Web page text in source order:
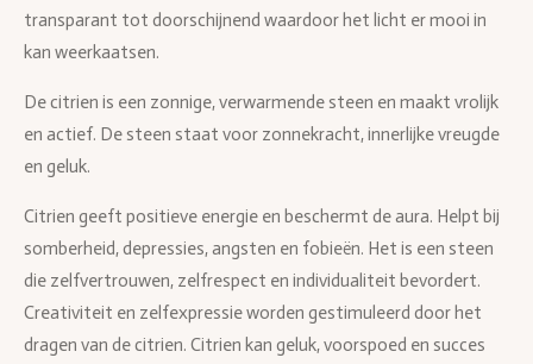
transparant tot doorschijnend waardoor het licht er mooi in
kan weerkaatsen.
De citrien is een zonnige, verwarmende steen en maakt vrolijk
en actief. De steen staat voor zonnekracht, innerlijke vreugde
en geluk.
Citrien geeft positieve energie en beschermt de aura. Helpt bij
somberheid, depressies, angsten en fobieën. Het is een steen
die zelfvertrouwen, zelfrespect en individualiteit bevordert.
Creativiteit en zelfexpressie worden gestimuleerd door het
dragen van de citrien. Citrien kan geluk, voorspoed en succes